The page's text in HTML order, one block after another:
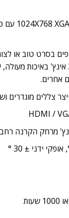
בסרט טוב או
אחרים.
HDMI /